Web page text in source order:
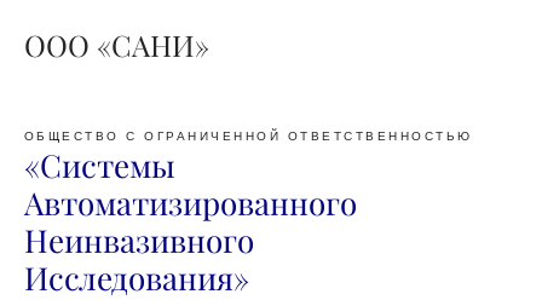
ООО «САНИ»
ОБЩЕСТВО С ОГРАНИЧЕННОЙ ОТВЕТСТВЕННОСТЬЮ
«Системы
Автоматизированного
Неинвазивного
Исследования»